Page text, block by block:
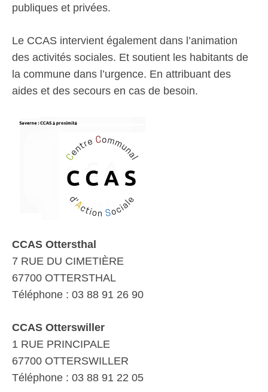
publiques et privées.
Le CCAS intervient également dans l’animation
des activités sociales. Et soutient les habitants de
la commune dans l’urgence. En attribuant des
aides et des secours en cas de besoin.
CCAS Ottersthal
7 RUE DU CIMETIÈRE
67700 OTTERSTHAL
Téléphone : 03 88 91 26 90
CCAS Otterswiller
1 RUE PRINCIPALE
67700 OTTERSWILLER
Téléphone : 03 88 91 22 05